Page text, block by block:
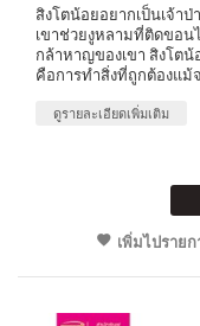
สิงโตน้อยอยากเป็นเจ้า
เขาช่วยงูหลามที่ติดขอ
กล้าหาญของเขา สิงโต
คือการทำสิ่งที่ถูกต้องแม้
ดูรายละเอียดเพิ่มเติม
เพิ่มไปราย